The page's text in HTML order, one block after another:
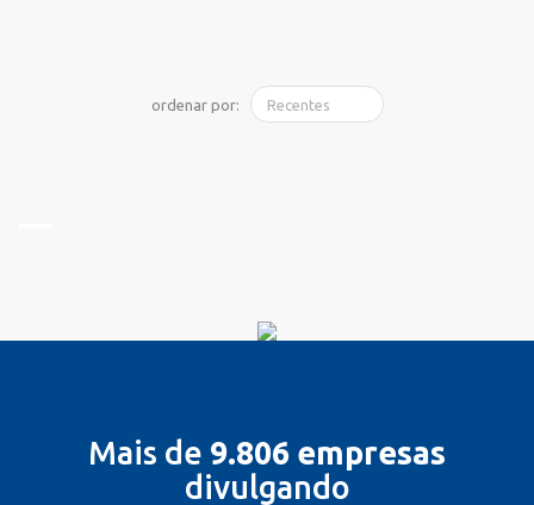
ordenar por:
Mais de 9.806 empresas
divulgando